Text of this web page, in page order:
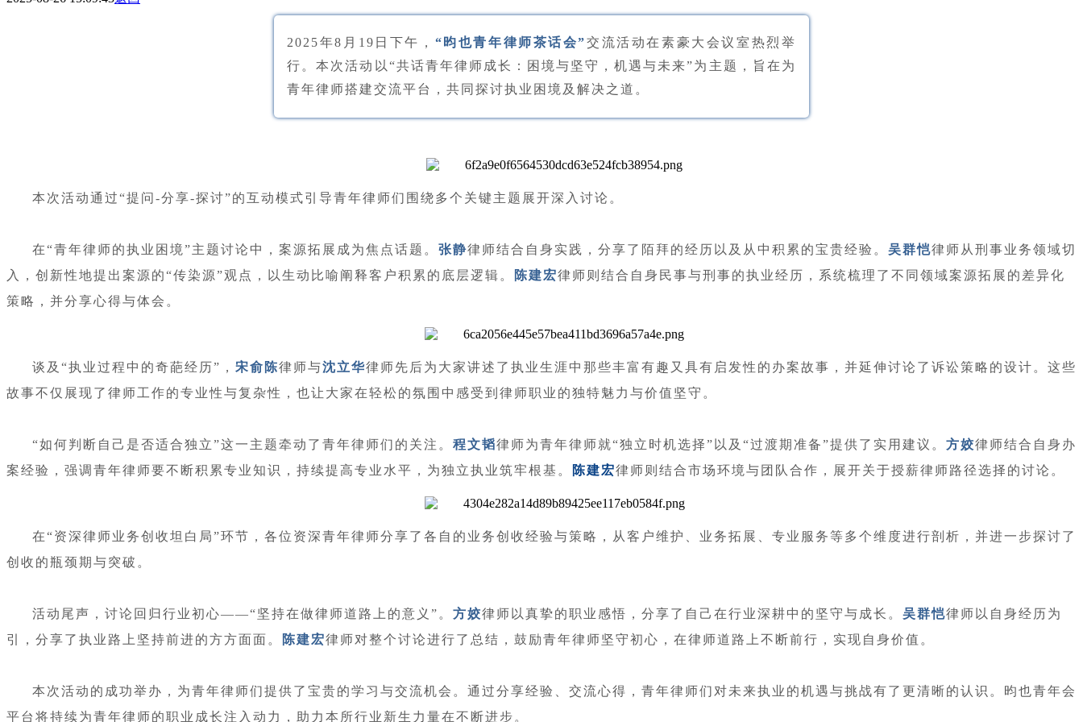
2025年8月19日下午， “昀也青年律师茶话会”交流活动在素豪大会议室热烈举
行。本次活动以“共话青年律师成长：困境与坚守，机遇与未来”为主题，旨在为
青年律师搭建交流平台，共同探讨执业困境及解决之道。
本次活动通过“提问-分享-探讨”的互动模式引导青年律师们围绕多个关键主题展开深入讨论。
在“青年律师的执业困境”主题讨论中，案源拓展成为焦点话题。 张静律师结合自身实践，分享了陌拜的经历以及从中积累的宝贵经验。 吴群恺律师从刑事业务领域切
入，创新性地提出案源的“传染源”观点，以生动比喻阐释客户积累的底层逻辑。
陈建宏律师则结合自身民事与刑事的执业经历，系统梳理了不同领域案源拓展的差异化
策略，并分享心得与体会。
谈及“执业过程中的奇葩经历”， 宋俞陈律师与沈立华律师先后为大家讲述了执业生涯中那些丰富有趣又具有启发性的办案故事，并延伸讨论了诉讼策略的设计。这些
故事不仅展现了律师工作的专业性与复杂性，也让大家在轻松的氛围中感受到律师职业的独特魅力与价值坚守。
“如何判断自己是否适合独立”这一主题牵动了青年律师们的关注。 程文韬律师为青年律师就“独立时机选择”以及“过渡期准备”提供了实用建议。 方姣律师结合自身办
案经验，强调青年律师要不断积累专业知识，持续提高专业水平，为独立执业筑牢根基。
陈建宏律师则结合市场环境与团队合作，展开关于授薪律师路径选择的讨论。
在“资深律师业务创收坦白局”环节，各位资深青年律师分享了各自的业务创收经验与策略，从客户维护、业务拓展、专业服务等多个维度进行剖析，并进一步探讨了
创收的瓶颈期与突破。
活动尾声，讨论回归行业初心——“坚持在做律师道路上的意义”。 方姣律师以真挚的职业感悟，分享了自己在行业深耕中的坚守与成长。 吴群恺律师以自身经历为
引，分享了执业路上坚持前进的方方面面。
陈建宏律师对整个讨论进行了总结，鼓励青年律师坚守初心，在律师道路上不断前行，实现自身价值。
本次活动的成功举办，为青年律师们提供了宝贵的学习与交流机会。通过分享经验、交流心得，青年律师们对未来执业的机遇与挑战有了更清晰的认识。昀也青年会
平台将持续为青年律师的职业成长注入动力，助力本所行业新生力量在不断进步。